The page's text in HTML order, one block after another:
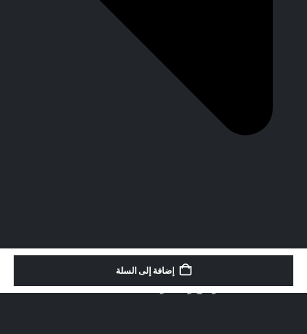
إضافة إلى السلة
سياسة الاسترجاع والاسترداد